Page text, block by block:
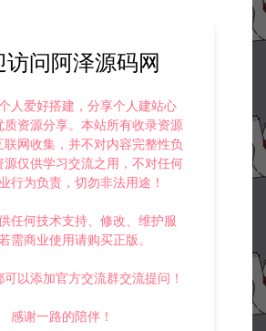
©版权免责声明
助，收取费用仅维持本站的日常运营所需。
妥之处的资源，请在网站右边客服联系我们。
仅供参考学习使用，不存在任何商业目的与商
于商用！
https://www.lyzwlkj.vip/1292/hybk/blbxzq/
访问阿泽源码网
人爱好搭建，分享个人建站心
质资源分享。本站所有收录资源
联网收集，并不对内容完整性负
源仅供学习交流之用，不对任何
行为负责，切勿非法用途！
任何技术支持、修改、维护服
需商业使用请购买正版。
以添加官方交流群交流提问！
感谢一路的陪伴！